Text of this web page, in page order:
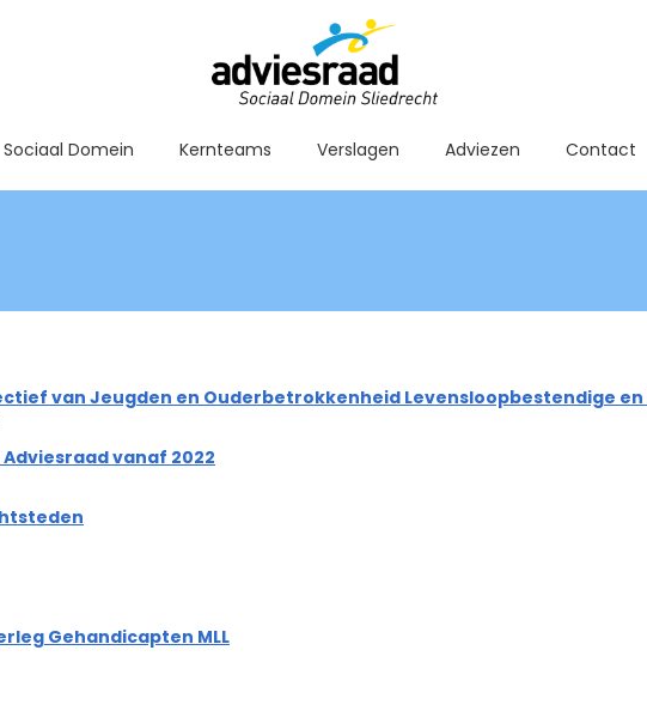
Sociaal Domein Kernteams Verslagen Adviezen Contact
van Jeugden en Ouderbetrokkenheid Levensloopbestendige
Adviesraad vanaf 2022
Gehandicapten MLL